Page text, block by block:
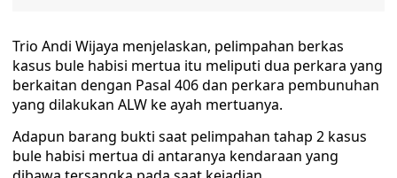
Trio Andi Wijaya menjelaskan, pelimpahan berkas
kasus bule habisi mertua itu meliputi dua perkara yang
berkaitan dengan Pasal 406 dan perkara pembunuhan
yang dilakukan ALW ke ayah mertuanya.
Adapun barang bukti saat pelimpahan tahap 2 kasus
bule habisi mertua di antaranya kendaraan yang